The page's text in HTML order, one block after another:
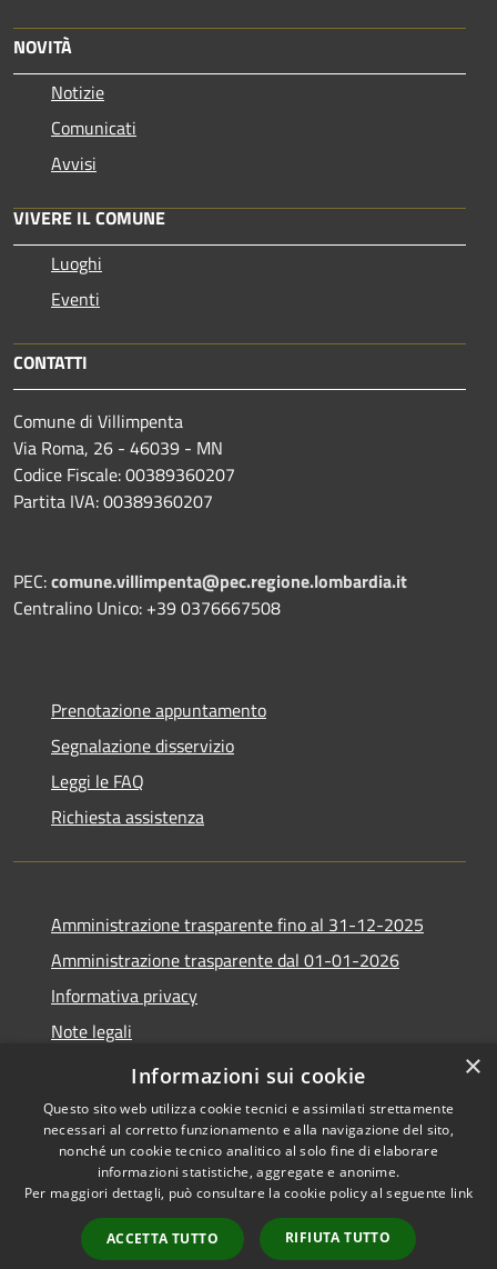
NOVITÀ
Notizie
Comunicati
Avvisi
VIVERE IL COMUNE
Luoghi
Eventi
CONTATTI
Comune di Villimpenta
Via Roma, 26 - 46039 - MN
Codice Fiscale: 00389360207
Partita IVA: 00389360207
PEC:comune.villimpenta@pec.regione.lombardia.it
Centralino Unico: +39 0376667508
Prenotazione appuntamento
Segnalazione disservizio
Leggi le FAQ
Richiesta assistenza
Amministrazione trasparente fino al 31-12-2025
Amministrazione trasparente dal 01-01-2026
Informativa privacy
Note legali
Dichiarazione di accessibilità
Accessibilità
Copyright © 2026 • Comune di
Villimpenta • Powered by
Municipium•
Accesso
redazione
×
Informazioni sui cookie
Questo sito web utilizza cookie tecnici e assimilati strettamente
necessari al corretto funzionamento e alla navigazione del sito,
nonché un cookie tecnico analitico al solo fine di elaborare
informazioni statistiche, aggregate e anonime.
Per maggiori dettagli, può consultare la cookie policy al seguente link
ACCETTA TUTTO RIFIUTA TUTTO